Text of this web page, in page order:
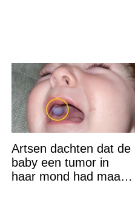
Artsen dachten dat de
baby een tumor in
haar mond had maar